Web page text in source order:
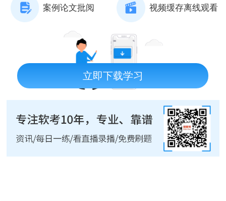
案例论文批阅 视频缓存离线观看
立即下载学习